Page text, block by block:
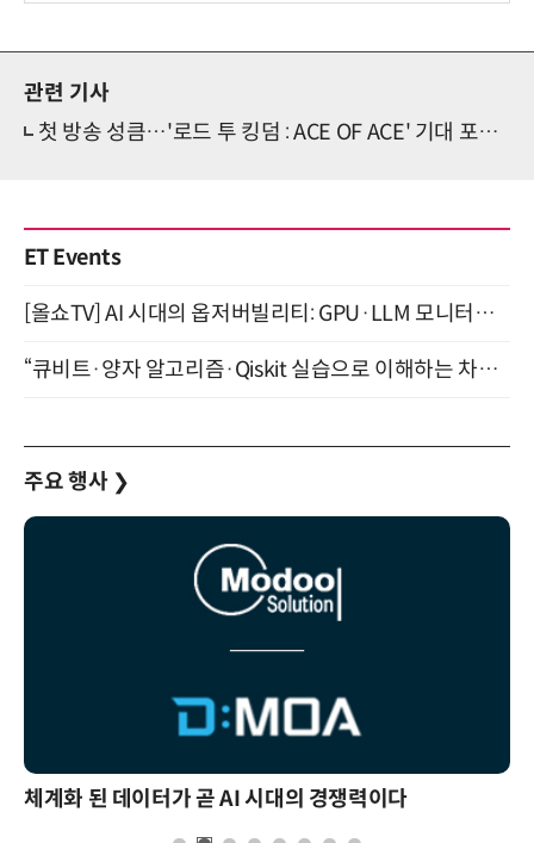
관련 기사
첫 방송 성큼…'로드 투 킹덤 : ACE OF ACE' 기대 포인트는?
ET Events
[올쇼TV] AI 시대의 옵저버빌리티: GPU·LLM 모니터링부터 AI 기반 장애 대응까지 (8/11 생방송)
“큐비트·양자 알고리즘·Qiskit 실습으로 이해하는 차세대 컴퓨팅” (8/28)
주요 행사 ❯
체계화 된 데이터가 곧 AI 시대의 경쟁력이다